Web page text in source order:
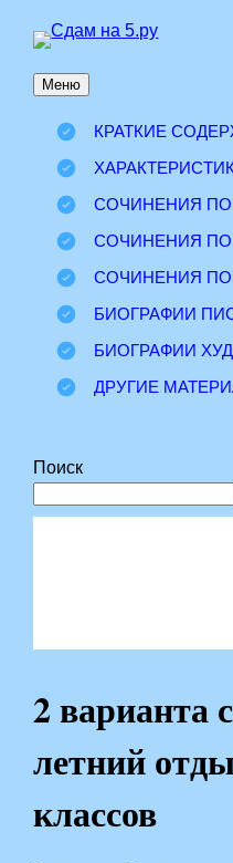
Перейти
содержимому
Меню
КРАТКИЕ
СОЧИНЕНИЯ
СОЧИНЕНИЯ
СОЧИНЕНИЯ ПО
БИОГРАФИИ
БИОГРАФИИ
ДРУГИЕ
Поиск
2 варианта
летний
классов